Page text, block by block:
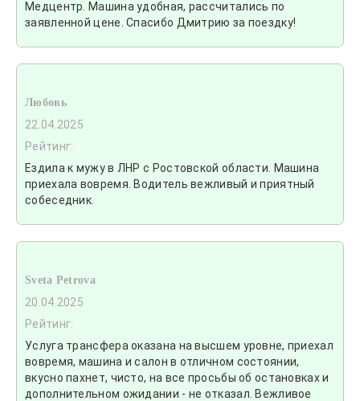
Медцентр. Машина удобная, рассчитались по
заявленной цене. Спасибо Дмитрию за поездку!
Любовь
22.04.2025
Рейтинг:
Ездила к мужу в ЛНР с Ростовской области. Машина
приехала вовремя. Водитель вежливый и приятный
собеседник.
Sveta Petrova
20.04.2025
Рейтинг:
Услуга трансфера оказана на высшем уровне, приехал
вовремя, машина и салон в отличном состоянии,
вкусно пахнет, чисто, на все просьбы об остановках и
дополнительном ожидании - не отказал. Вежливое